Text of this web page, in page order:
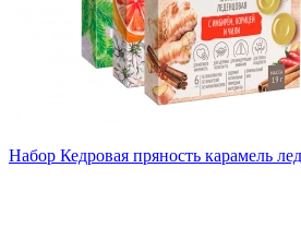
Набор Кедровая пряность карамель